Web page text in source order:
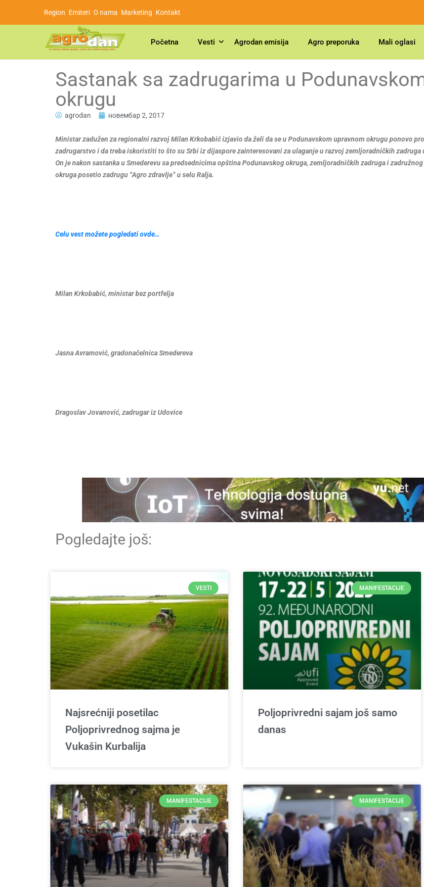
Region Emiteri O nama Marketing Kontakt
Početna Vesti Agrodan emisija Agro preporuka Mali oglasi
Sastanak sa zadrugarima u
okrugu
agrodan новембар 2, 2017
Ministar zadužen za regionalni razvoj Milan Krkobabić izjavio da želi da se u Podunavskom upravnom okrugu ponovo
zadrugarstvo i da treba iskoristiti to što su Srbi iz dijaspore zainteresovani za ulaganje u razvoj zemljoradničkih zadruga
On je nakon sastanka u Smederevu sa predsednicima opština Podunavskog okruga, zemljoradničkih zadruga i
okruga posetio zadrugu “Agro zdravlje” u selu Ralja.
Celu vest možete pogledati ovde…
Milan Krkobabić, ministar bez portfelja
Jasna Avramović, gradonačelnica Smedereva
Dragoslav Jovanović, zadrugar iz Udovice
Pogledajte još:
VESTI
Najsrećniji posetilac
Poljoprivrednog sajma je
Vukašin Kurbalija
MANIFESTACIJE
Poljoprivredni sajam još samo
danas
MANIFESTACIJE MANIFESTACIJE